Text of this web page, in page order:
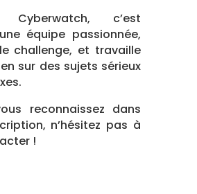
Cyberwatch, c’est
équipe passionnée,
challenge, et travaille
sur des sujets sérieux
reconnaissez dans
n’hésitez pas à
!